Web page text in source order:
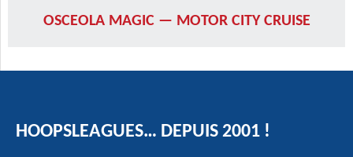
OSCEOLA MAGIC — MOTOR CITY CRUISE
HOOPSLEAGUES… DEPUIS 2001 !